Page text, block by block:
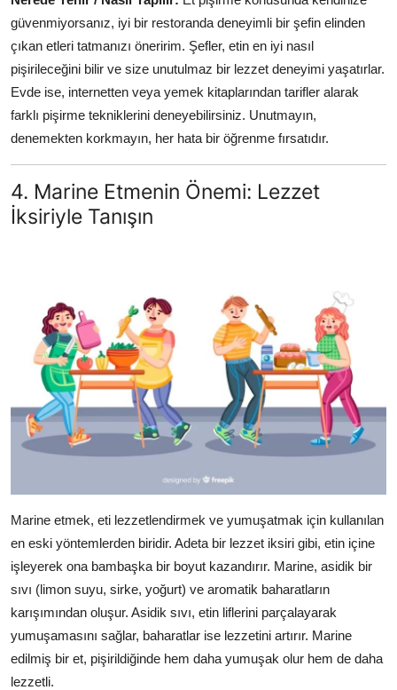
güvenmiyorsanız, iyi bir restoranda deneyimli bir şefin elinden
çıkan etleri tatmanızı öneririm. Şefler, etin en iyi nasıl
pişirileceğini bilir ve size unutulmaz bir lezzet deneyimi yaşatırlar.
Evde ise, internetten veya yemek kitaplarından tarifler alarak
farklı pişirme tekniklerini deneyebilirsiniz. Unutmayın,
denemekten korkmayın, her hata bir öğrenme fırsatıdır.
4. Marine Etmenin Önemi: Lezzet
İksiriyle Tanışın
Marine etmek, eti lezzetlendirmek ve yumuşatmak için kullanılan
en eski yöntemlerden biridir. Adeta bir lezzet iksiri gibi, etin içine
işleyerek ona bambaşka bir boyut kazandırır. Marine, asidik bir
sıvı (limon suyu, sirke, yoğurt) ve aromatik baharatların
karışımından oluşur. Asidik sıvı, etin liflerini parçalayarak
yumuşamasını sağlar, baharatlar ise lezzetini artırır. Marine
edilmiş bir et, pişirildiğinde hem daha yumuşak olur hem de daha
lezzetli.